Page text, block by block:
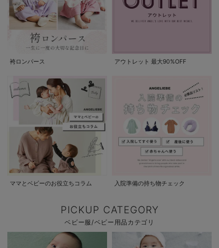
袴ロンパース アウトレット 最大90%OFF
ママとベビーのお役立ちコラム 入院準備の持ち物チェック
PICKUP CATEGORY
ベビー服/ベビー用品カテゴリ